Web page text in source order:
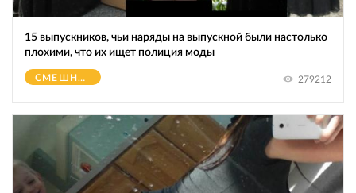
15 выпускников, чьи наряды на выпускной были настолько
плохими, что их ищет полиция моды
СМЕШНОЕ 279212